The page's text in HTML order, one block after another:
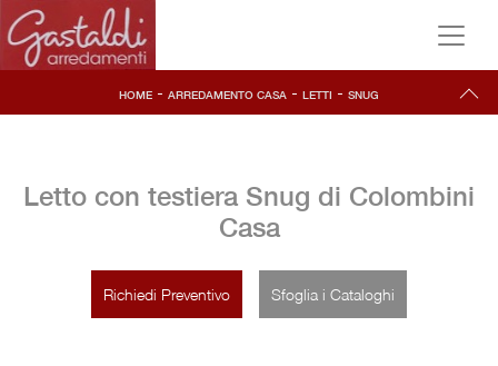
HOME - ARREDAMENTO CASA - LETTI - SNUG
Letto con testiera Snug di Colombini
Casa
Richiedi Preventivo Sfoglia i Cataloghi